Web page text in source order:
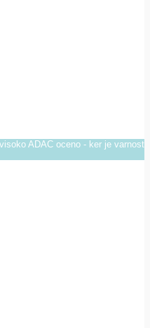
ADAC oceno - ker je varnost